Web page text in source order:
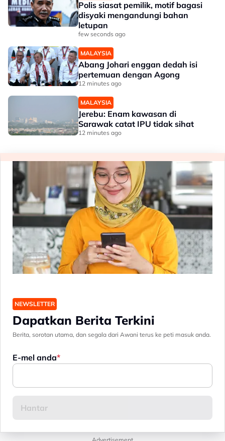
Polis siasat pemilik, motif bagasi
disyaki mengandungi bahan
letupan
few seconds ago
MALAYSIA
Abang Johari enggan dedah isi
pertemuan dengan Agong
12 minutes ago
MALAYSIA
Jerebu: Enam kawasan di
Sarawak catat IPU tidak sihat
12 minutes ago
NEWSLETTER
Dapatkan Berita Terkini
Berita, sorotan utama, dan segala dari Awani terus ke peti masuk anda.
E-mel anda